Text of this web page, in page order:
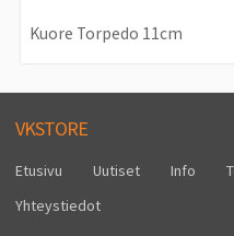
Kuore Torpedo 11cm
VKSTORE
Etusivu Uutiset Info
Yhteystiedot